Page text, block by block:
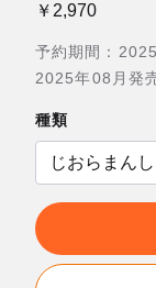
￥2,970
予約期間：
2025年08月発
種類